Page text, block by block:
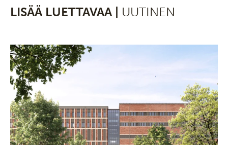
LISÄÄ LUETTAVAA | UUTINEN